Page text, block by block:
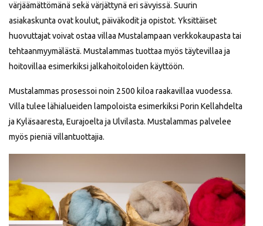
värjäämättömänä sekä värjättynä eri sävyissä. Suurin
asiakaskunta ovat koulut, päiväkodit ja opistot. Yksittäiset
huovuttajat voivat ostaa villaa Mustalampaan verkkokaupasta tai
tehtaanmyymälästä. Mustalammas tuottaa myös täytevillaa ja
hoitovillaa esimerkiksi jalkahoitoloiden käyttöön.
Mustalammas prosessoi noin 2500 kiloa raakavillaa vuodessa.
Villa tulee lähialueiden lampoloista esimerkiksi Porin Kellahdelta
ja Kyläsaaresta, Eurajoelta ja Ulvilasta. Mustalammas palvelee
myös pieniä villantuottajia.